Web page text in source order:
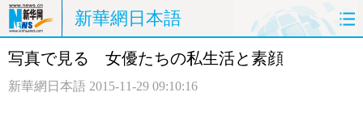
新華網日本語
ホームページ 政治
写真で見る 女優たちの私生活と素顔
新華網日本語 2015-11-29 09:10:16